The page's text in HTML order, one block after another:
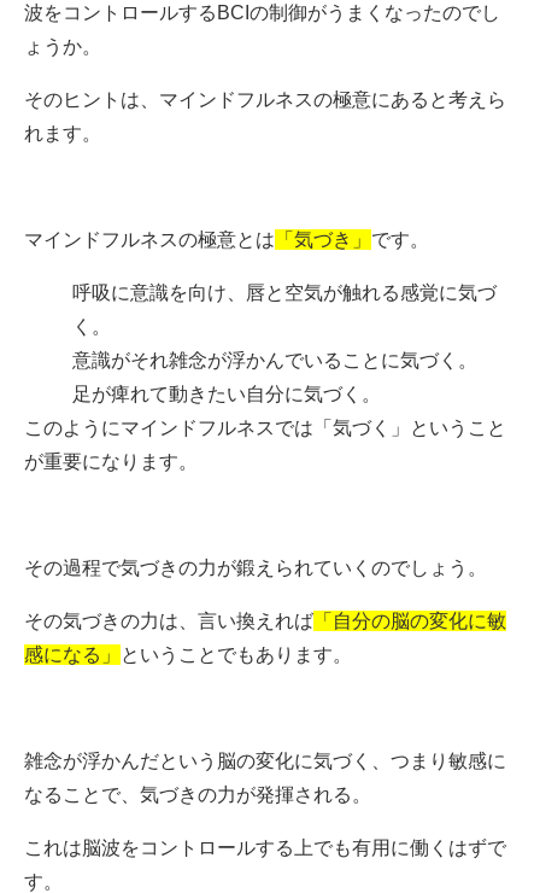
波をコントロールするBCIの制御がうまくなったのでし
ょうか。
そのヒントは、マインドフルネスの極意にあると考えら
れます。
マインドフルネスの極意とは 「気づき」 です。
呼吸に意識を向け、唇と空気が触れる感覚に気づ
く。
意識がそれ雑念が浮かんでいることに気づく。
足が痺れて動きたい自分に気づく。
このようにマインドフルネスでは「気づく」ということ
が重要になります。
その過程で気づきの力が鍛えられていくのでしょう。
その気づきの力は、言い換えれば 「自分の脳の変化に敏
感になる」
ということでもあります。
雑念が浮かんだという脳の変化に気づく、つまり敏感に
なることで、気づきの力が発揮される。
これは脳波をコントロールする上でも有用に働くはずで
す。